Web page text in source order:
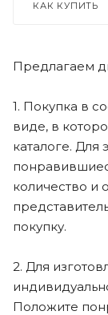
КАК КУПИТЬ
Предлагаем
1. Покупка в
виде, в
каталоге. Для
количество и
покупку.
2. Для
Положите